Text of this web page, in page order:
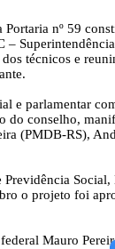
nº 59
técnicos e
e parlamentar
do conselho,
(PMDB-RS),
o projeto foi
Mauro